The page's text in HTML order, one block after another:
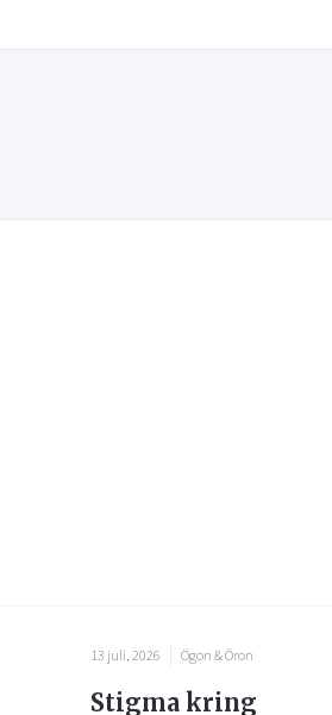
13 juli, 2026 Ögon & Öron
Stigma kring